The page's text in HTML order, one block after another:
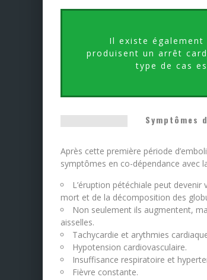
Il existe également
produisent un arrêt
type de cas
Symptômes
Après cette première période
symptômes en co-dépendance avec
L’éruption pétéchiale peut
mort et de la décomposition des
Non seulement ils augmentent,
aisselles.
Tachycardie et arythmies
Hypotension cardiovasculaire.
Insuffisance respiratoire et
Fièvre constante.